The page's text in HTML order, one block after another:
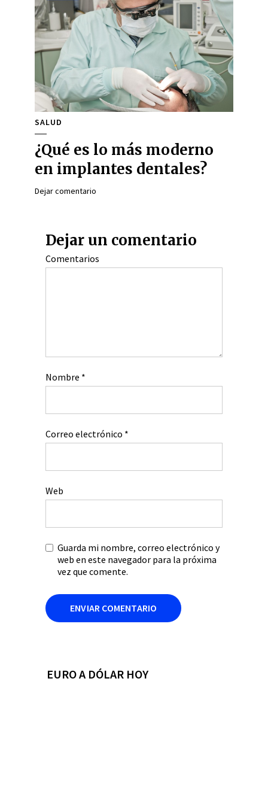
SALUD
¿Qué es lo más moderno
en implantes dentales?
Dejar comentario
Dejar un comentario
Comentarios
Nombre *
Correo electrónico *
Web
Guarda mi nombre, correo electrónico y
web en este navegador para la próxima
vez que comente.
EURO A DÓLAR HOY